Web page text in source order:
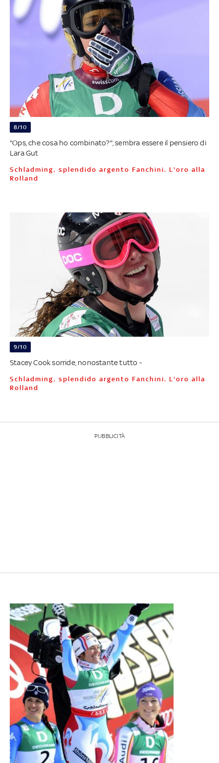
8/10
"Ops, che cosa ho combinato?", sembra essere il pensiero di
Lara Gut
Schladming, splendido argento Fanchini. L'oro alla
Rolland
9/10
Stacey Cook sorride, nonostante tutto -
Schladming, splendido argento Fanchini. L'oro alla
Rolland
PUBBLICITÀ